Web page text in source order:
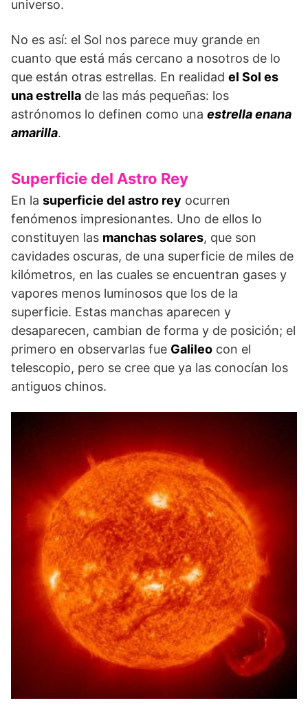
universo.
No es así: el Sol nos parece muy grande en
cuanto que está más cercano a nosotros de lo
que están otras estrellas. En realidad el Sol es
una estrella de las más pequeñas: los
astrónomos lo definen como una estrella enana
amarilla.
Superficie del Astro Rey
En la superficie del astro rey ocurren
fenómenos impresionantes. Uno de ellos lo
constituyen las manchas solares, que son
cavidades oscuras, de una superficie de miles de
kilómetros, en las cuales se encuentran gases y
vapores menos luminosos que los de la
superficie. Estas manchas aparecen y
desaparecen, cambian de forma y de posición; el
primero en observarlas fue Galileo con el
telescopio, pero se cree que ya las conocían los
antiguos chinos.